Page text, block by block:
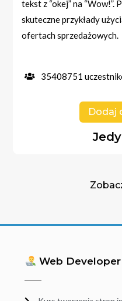
tekst z “okej” na “Wow!”.
skuteczne przykłady
ofertach sprzedażowych.
35408751
Dodaj
Web Developer